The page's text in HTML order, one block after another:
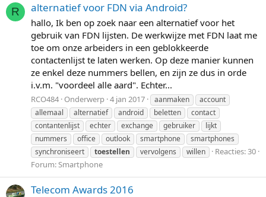
R alternatief voor FDN via Android?
hallo, Ik ben op zoek naar een alternatief voor het
gebruik van FDN lijsten. De werkwijze met FDN laat me
toe om onze arbeiders in een geblokkeerde
contactenlijst te laten werken. Op deze manier kunnen
ze enkel deze nummers bellen, en zijn ze dus in orde
i.v.m. "voordeel alle aard". Echter...
RCO484 Onderwerp 4 jan 2017 aanmaken
account
allemaal
alternatief android beletten
contact
contantenlijst
echter exchange gebruiker
lijkt
nummers
office outlook smartphone
smartphones
synchroniseert
toestellen vervolgens willen
Reacties: 30
Forum:Smartphone
Telecom Awards 2016